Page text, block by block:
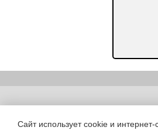
Сайт использует cookie и